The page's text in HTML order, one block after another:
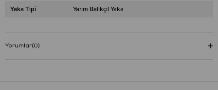
Yaka Tipi Yarım Balıkçıl Yaka
Yorumlar(0)